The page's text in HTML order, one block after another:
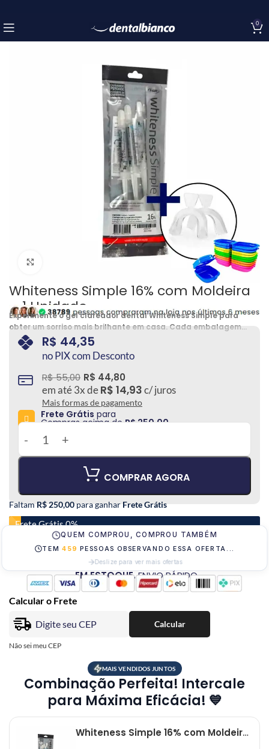
0
Whiteness Simple 16% com Moldeira
– 1 Unidade
Experimente o gel clareador dental Whiteness Simple para
obter um sorriso mais brilhante em casa. Cada embalagem
contém 3 seringas de gel e 1 par de molduras para uma
aplicação fácil e conveniente e + 1 estojo. A fórmula de
qualidade profissional ajuda a reduzir manchas e
descolorações, proporcionando um sorriso mais radiante e
confiante.
R$ 44,35
no PIX com Desconto
R$55,00 R$ 44,80
em até3x deR$ 14,93c/ juros
Mais formas de pagamento
Frete Grátis para
Compras acima deR$ 250,00
COMPRAR AGORA
Faltam R$ 250,00 para ganhar Frete Grátis
Frete Grátis 0%
QUEM COMPROU, COMPROU TAMBÉM
TEM 459 PESSOAS OBSERVANDO ESSA OFERTA...
Deslize para ver mais ofertas
EM ESTOQUE.ENVIO RÁPIDO
Calcular o Frete
Calcular
Não sei meu CEP
MAIS VENDIDOS JUNTOS
Combinação Perfeita! Intercale
para Máxima Eficácia! 💙
Whiteness Simple 16% com Moldeira